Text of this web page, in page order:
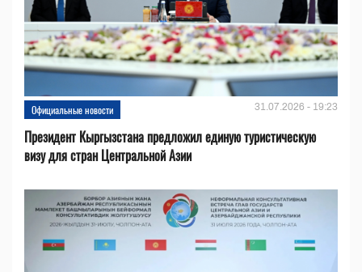
Официальные новости 31.07.2026 - 19:23
Президент Кыргызстана предложил единую туристическую
визу для стран Центральной Азии